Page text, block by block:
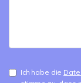
Ich habe die